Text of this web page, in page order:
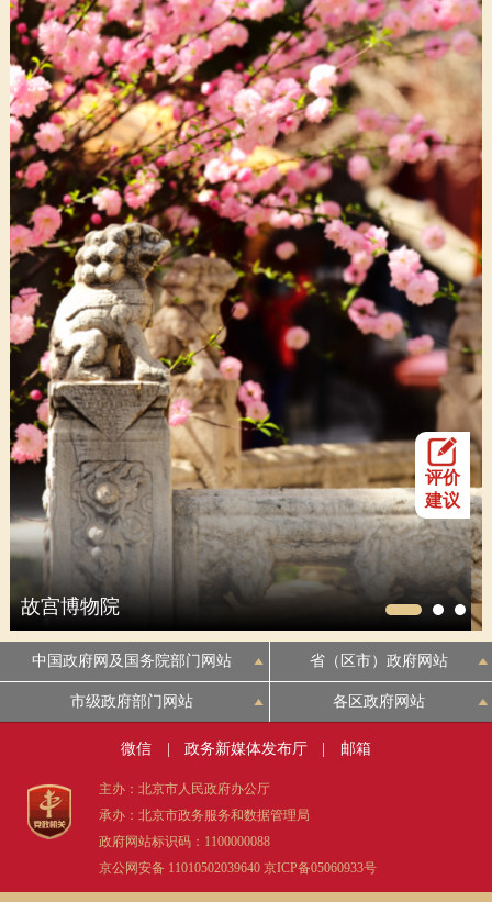
故宫博物院
评价
建议
中国政府网及国务院部门网站 省（区市）政府网站
市级政府部门网站 各区政府网站
微信 政务新媒体发布厅 邮箱
主办：北京市人民政府办公厅
承办：北京市政务服务和数据管理局
政府网站标识码：1100000088
京公网安备 11010502039640 京ICP备05060933号